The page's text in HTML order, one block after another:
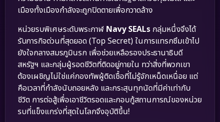
เมืองทั้งเมืองกำลังจะถูกปิดตายเพื่อกวาดล้าง
หน่วยรบพิเศษระดับพระกาฬ Navy SEALs กลุ่มหนึ่งจึงได้
รับภารกิจด่วนที่สุดยอด (Top Secret) ในการแทรกซึมเข้าไป
ยังใจกลางสมรภูมินรก เพื่อช่วยเหลือรองประธานาธิบดี
สหรัฐฯ และกลุ่มผู้รอดชีวิตที่ติดอยู่ภายใน ทว่าสิ่งที่พวกเขา
ต้องเผชิญไม่ใช่แค่กองทัพผู้ติดเชื้อที่ไม่รู้จักเหน็ดเหนื่อย แต่
คือเวลาที่กำลังนับถอยหลัง และกระสุนทุกนัดที่มีค่าเท่ากับ
ชีวิต การต่อสู้เพื่อเอาชีวิตรอดและกอบกู้สถานการณ์ของหน่วย
รบที่แข็งแกร่งที่สุดในโลกจึงอุบัติขึ้น!